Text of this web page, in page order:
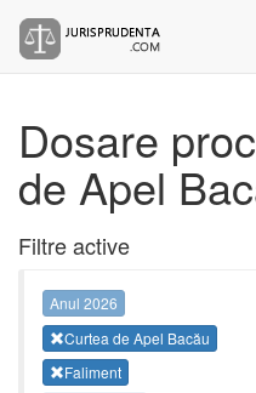
Dosare
de Apel
Filtre active
Anul 2026
Curtea de Apel Bacău
Faliment